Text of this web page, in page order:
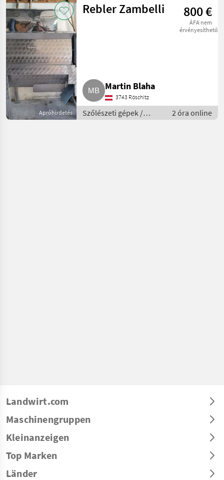
Apróhirdetés
Rebler Zambelli 800 €
ÁFA nem
érvényesíthető
Martin Blaha
3743 Röschitz
Szőlészeti gépek /
Pincészeti gépek
2 óra online
Landwirt.com
Maschinengruppen
Kleinanzeigen
Top Marken
Länder